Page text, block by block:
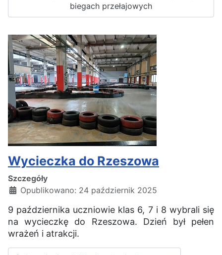
biegach przełajowych
Wycieczka do Rzeszowa
Szczegóły
Opublikowano: 24 październik 2025
9 października uczniowie klas 6, 7 i 8 wybrali się
na wycieczkę do Rzeszowa. Dzień był pełen
wrażeń i atrakcji.